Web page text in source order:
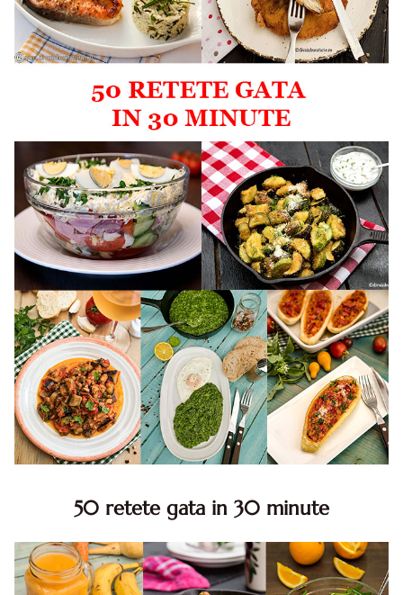
50 retete gata in 30 minute
minute. Retete rapide. Retete rapide de mancare. Idei
retete mancare rapid